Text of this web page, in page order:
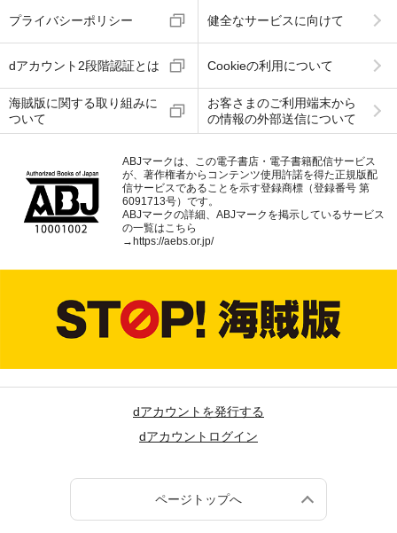
プライバシーポリシー 健全なサービスに向けて
dアカウント2段階認証とは Cookieの利用について
海賊版に関する取り組みに
ついて
お客さまのご利用端末から
の情報の外部送信について
ABJマークは、この電子書店・電子書籍配信サービス
が、著作権者からコンテンツ使用許諾を得た正規版配
信サービスであることを示す登録商標（登録番号 第
6091713号）です。
ABJマークの詳細、ABJマークを掲示しているサービス
の一覧はこちら
→ https://aebs.or.jp/
dアカウントを発行する
dアカウントログイン
ページトップへ